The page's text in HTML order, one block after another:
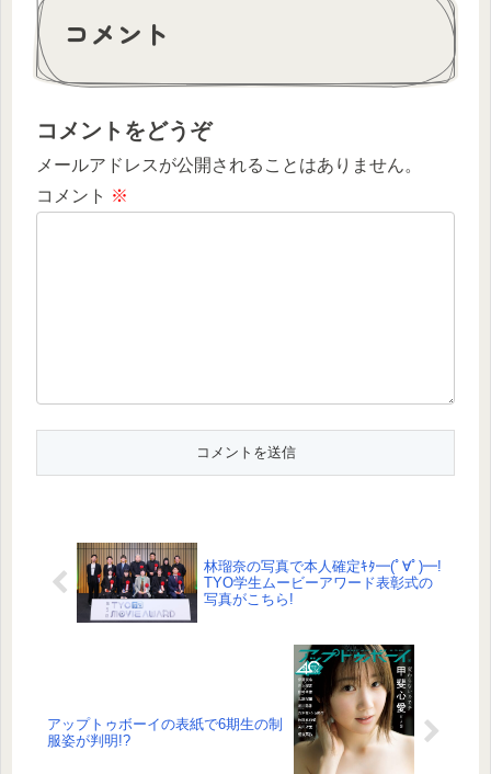
コメント
コメントをどうぞ
メールアドレスが公開されることはありません。
コメント ※
林瑠奈の写真で本人確定ｷﾀ━(ﾟ∀ﾟ)━!
TYO学生ムービーアワード表彰式の
写真がこちら!
アップトゥボーイの表紙で6期生の制
服姿が判明!?